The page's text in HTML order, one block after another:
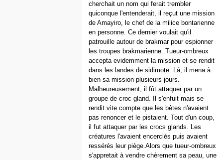
cherchait un nom qui ferait trembler
quiconque l'entenderait, il reçut une mission
de Amayiro, le chef de la milice bontarienne
en personne. Ce dernier voulait qu'il
patrouille autour de brakmar pour espionner
les troupes brakmarienne. Tueur-ombreux
accepta evidemment la mission et se rendit
dans les landes de sidimote. Là, il mena à
bien sa mission plusieurs jours.
Malheureusement, il fût attaquer par un
groupe de croc gland. Il s'enfuit mais se
rendit vite compte que les bêtes n'avaient
pas renoncer et le pistaient. Tout d'un coup,
il fut attaquer par les crocs glands. Les
créatures l'avaient encerclés puis avaient
ressérés leur piège.Alors que tueur-ombreux
s'appretait à vendre chèrement sa peau, une